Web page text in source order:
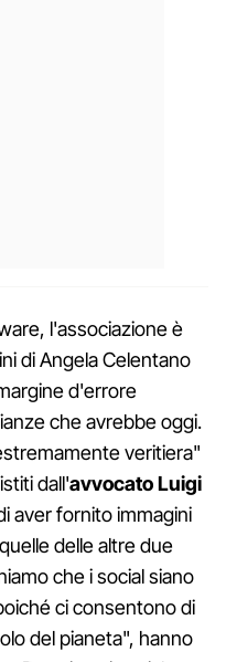
l'associazione è
di Angela Celentano
d'errore
che avrebbe oggi.
veritiera"
dall'avvocato Luigi
aver fornito immagini
delle altre due
che i social siano
ci consentono di
del pianeta", hanno